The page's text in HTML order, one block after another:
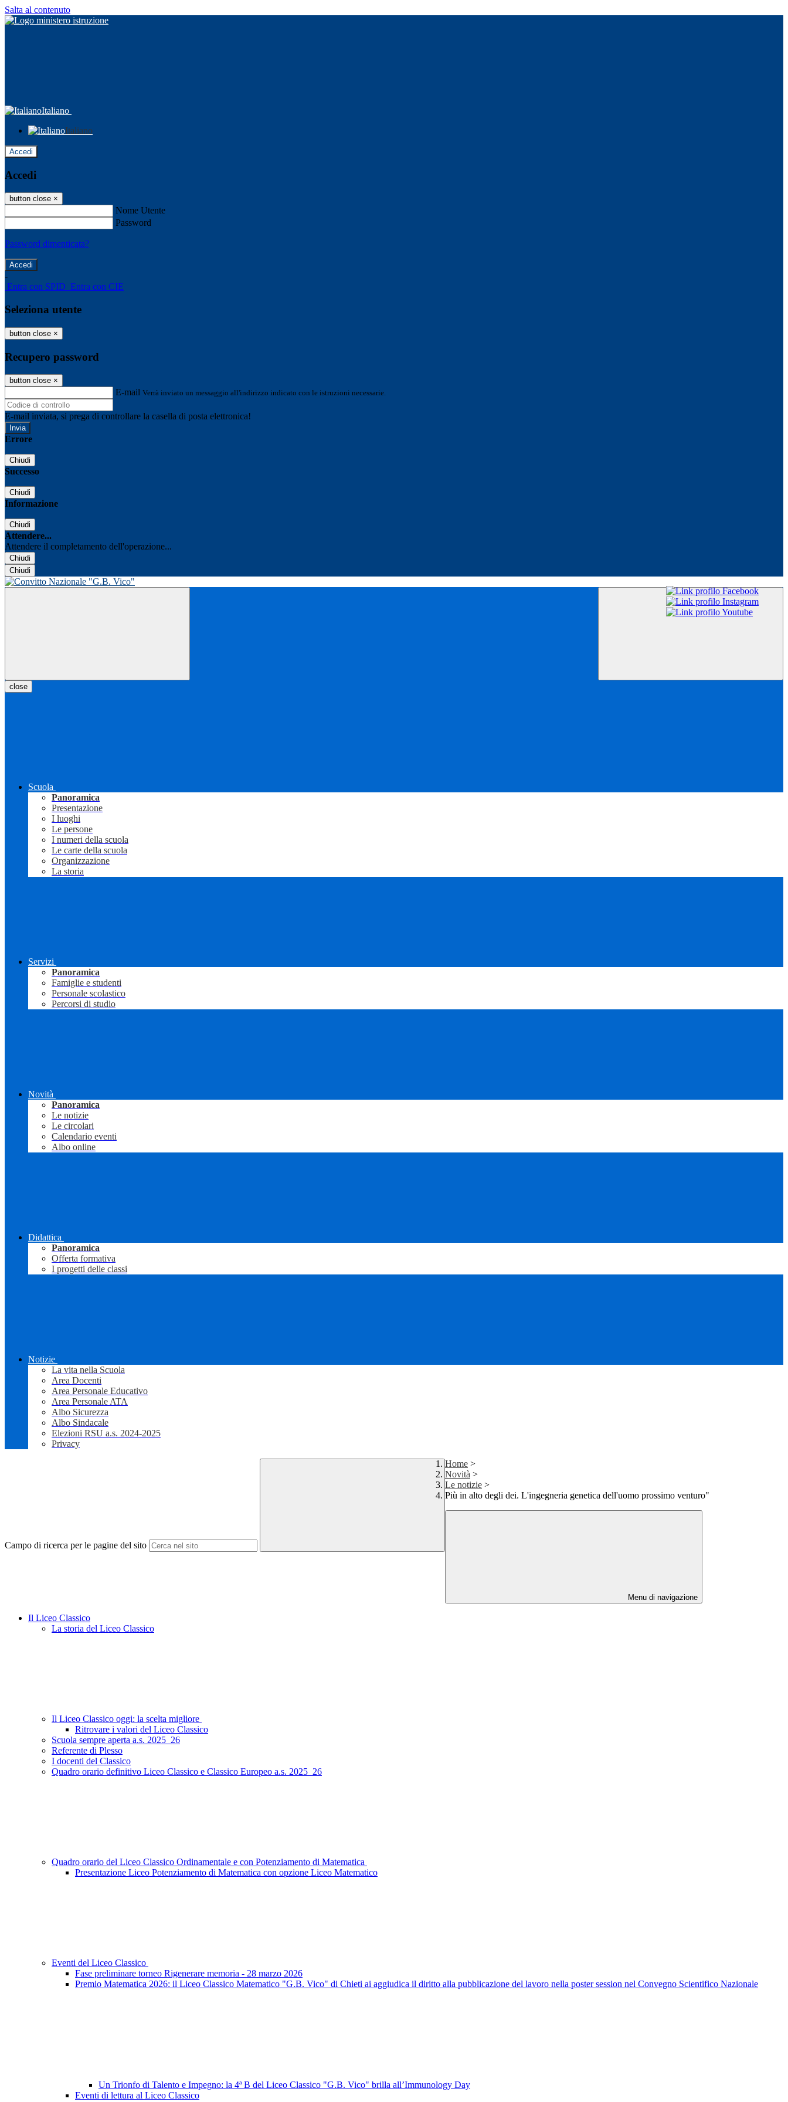
Salta al contenuto
Italiano
Italiano
Accedi
Accedi
button close ×
Nome Utente
Password
Password dimenticata?
-
Entra con SPID Entra con CIE
Seleziona utente
button close ×
Recupero password
button close ×
E-mail Verrà inviato un messaggio all'indirizzo indicato con le istruzioni necessarie.
E-mail inviata, si prega di controllare la casella di posta elettronica!
Errore
Chiudi
Successo
Chiudi
Informazione
Chiudi
Attendere...
Attendere il completamento dell'operazione...
Chiudi
Chiudi
close
Scuola
Panoramica
Presentazione
I luoghi
Le persone
I numeri della scuola
Le carte della scuola
Organizzazione
La storia
Servizi
Panoramica
Famiglie e studenti
Personale scolastico
Percorsi di studio
Novità
Panoramica
Le notizie
Le circolari
Calendario eventi
Albo online
Didattica
Panoramica
Offerta formativa
I progetti delle classi
Notizie
La vita nella Scuola
Area Docenti
Area Personale Educativo
Area Personale ATA
Albo Sicurezza
Albo Sindacale
Elezioni RSU a.s. 2024-2025
Privacy
Campo di ricerca per le pagine del sito
Home >
Novità >
Le notizie >
Più in alto degli dei. L'ingegneria genetica dell'uomo prossimo venturo"
Menu di navigazione
Il Liceo Classico
La storia del Liceo Classico
Il Liceo Classico oggi: la scelta migliore
Ritrovare i valori del Liceo Classico
Scuola sempre aperta a.s. 2025_26
Referente di Plesso
I docenti del Classico
Quadro orario definitivo Liceo Classico e Classico Europeo a.s. 2025_26
Quadro orario del Liceo Classico Ordinamentale e con Potenziamento di Matematica
Presentazione Liceo Potenziamento di Matematica con opzione Liceo Matematico
Eventi del Liceo Classico
Fase preliminare torneo Rigenerare memoria - 28 marzo 2026
Premio Matematica 2026: il Liceo Classico Matematico "G.B. Vico" di Chieti ai aggiudica il diritto alla pubblicazione del lavoro nella poster session nel Convegno Scientifico Nazionale
Un Trionfo di Talento e Impegno: la 4ª B del Liceo Classico "G.B. Vico" brilla all’Immunology Day
Eventi di lettura al Liceo Classico